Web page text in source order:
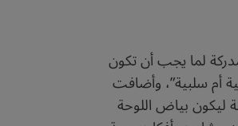
إلى أنها مدركة لما يجب أن تكون
أم سلبية”، وأضافت
ليكون بياض اللوحة